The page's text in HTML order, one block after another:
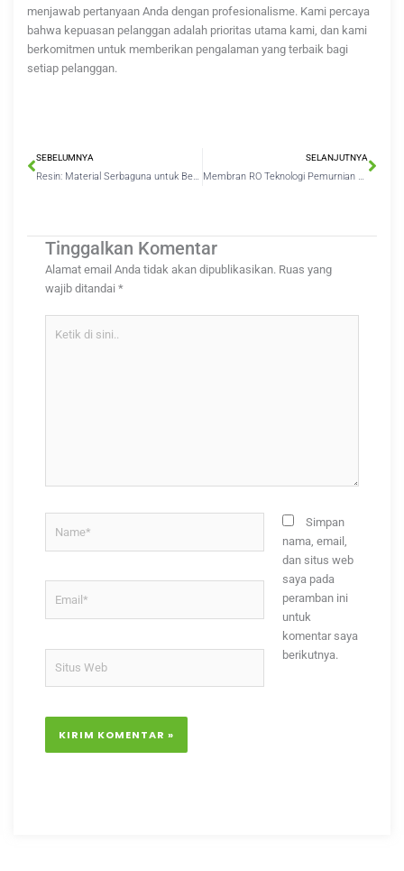
menjawab pertanyaan Anda dengan profesionalisme. Kami percaya
bahwa kepuasan pelanggan adalah prioritas utama kami, dan kami
berkomitmen untuk memberikan pengalaman yang terbaik bagi
setiap pelanggan.
SEBELUMNYA SELANJUTNYA
Tinggalkan Komentar
Alamat email Anda tidak akan dipublikasikan. Ruas yang
wajib ditandai *
Web
Simpan
nama, email,
dan situs web
saya pada
peramban ini
untuk
komentar saya
berikutnya.